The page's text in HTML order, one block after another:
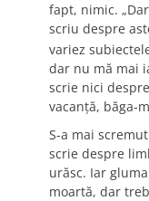
fapt, nimic.
scriu despre
variez
dar nu mă mai
scrie nici
vacanţă, băga-
S-a mai
scrie despre
urăsc. Iar
moartă, dar